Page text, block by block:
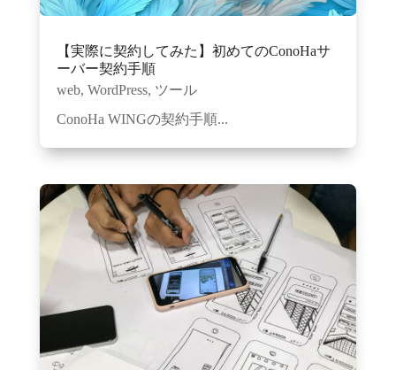
【実際に契約してみた】初めてのConoHaサ
ーバー契約手順
web, WordPress, ツール
ConoHa WINGの契約手順...